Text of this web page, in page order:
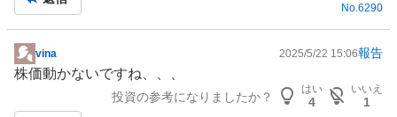
事 No.6290
掲
示
vina 2025/5/22 15:06報告
株価動かないですね、、、
投資の参考になりましたか？
はい
4
いいえ
1